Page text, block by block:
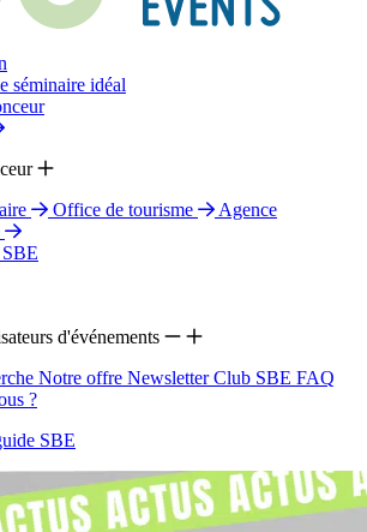
séminaire idéal
Office de tourisme
Agence
d'événements
Notre offre NewsletterClub SBE FAQ
?
SBE